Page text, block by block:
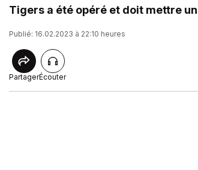
Tigers a été opéré et doit mettre
Publié: 16.02.2023 à 22:10 heures
PartagerÉcouter